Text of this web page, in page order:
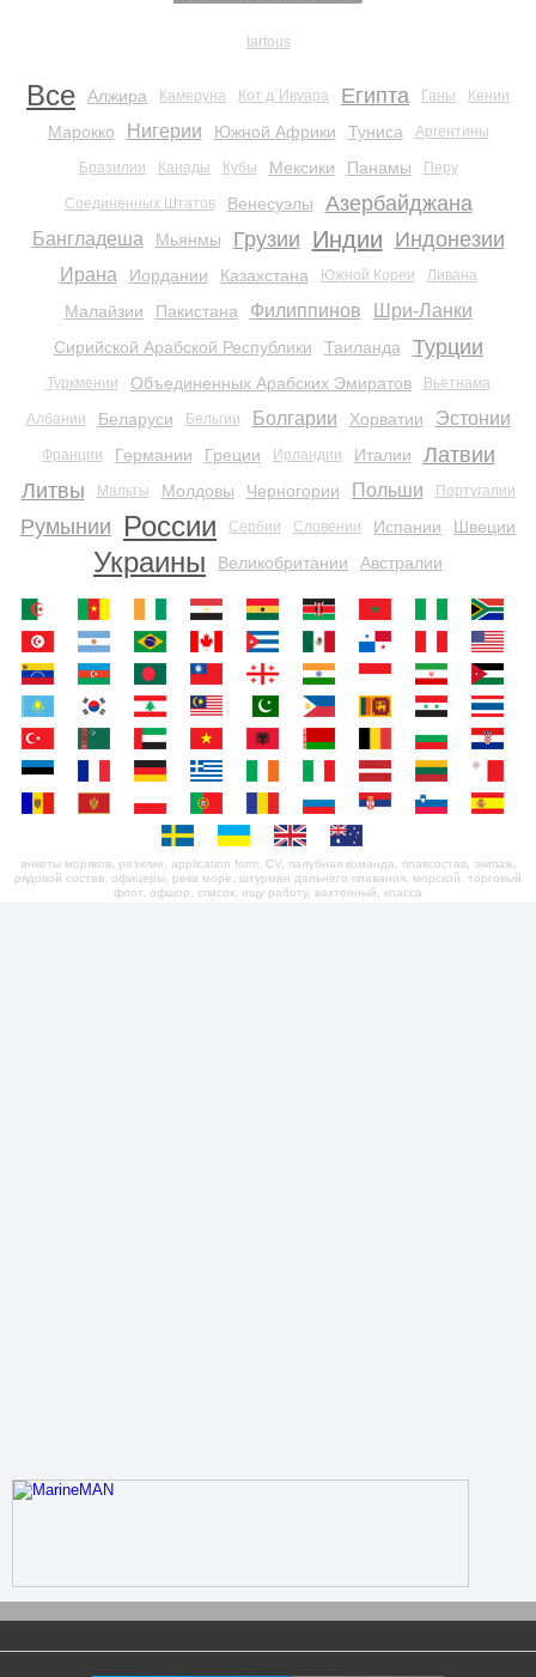
tartous
Все Алжира Камеруна Кот д`Ивуара Египта Ганы Кении
Марокко Нигерии Южной Африки Туниса Аргентины
Бразилии Канады Кубы Мексики Панамы Перу
Соединенных Штатов Венесуэлы Азербайджана
Бангладеша Мьянмы Грузии Индии Индонезии
Ирана Иордании Казахстана Южной Кореи Ливана
Малайзии Пакистана Филиппинов Шри-Ланки
Сирийской Арабской Республики Таиланда Турции
Туркмении Объединенных Арабских Эмиратов Вьетнама
Албании Беларуси Бельгии Болгарии Хорватии Эстонии
Франции Германии Греции Ирландии Италии
Латвии
Литвы
Мальты Молдовы Черногории Польши Португалии
Румынии России Сербии Словении Испании Швеции
Украины Великобритании Австралии
анкеты моряков, резюме, application form, CV, палубная команда, плавсостав, экипаж,
рядовой состав, офицеры, река море, штурман дальнего плавания, морской, торговый
флот, офшор, список, ищу работу, вахтенный, класса